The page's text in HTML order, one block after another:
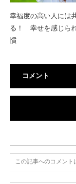
幸福度の高い人には
る！ 幸せを感じら
慣
コメント
この記事へのコメント